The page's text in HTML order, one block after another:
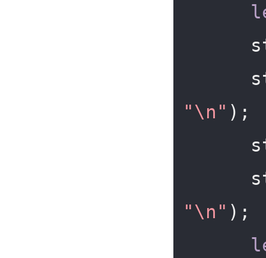
"\n" );
"\n" );